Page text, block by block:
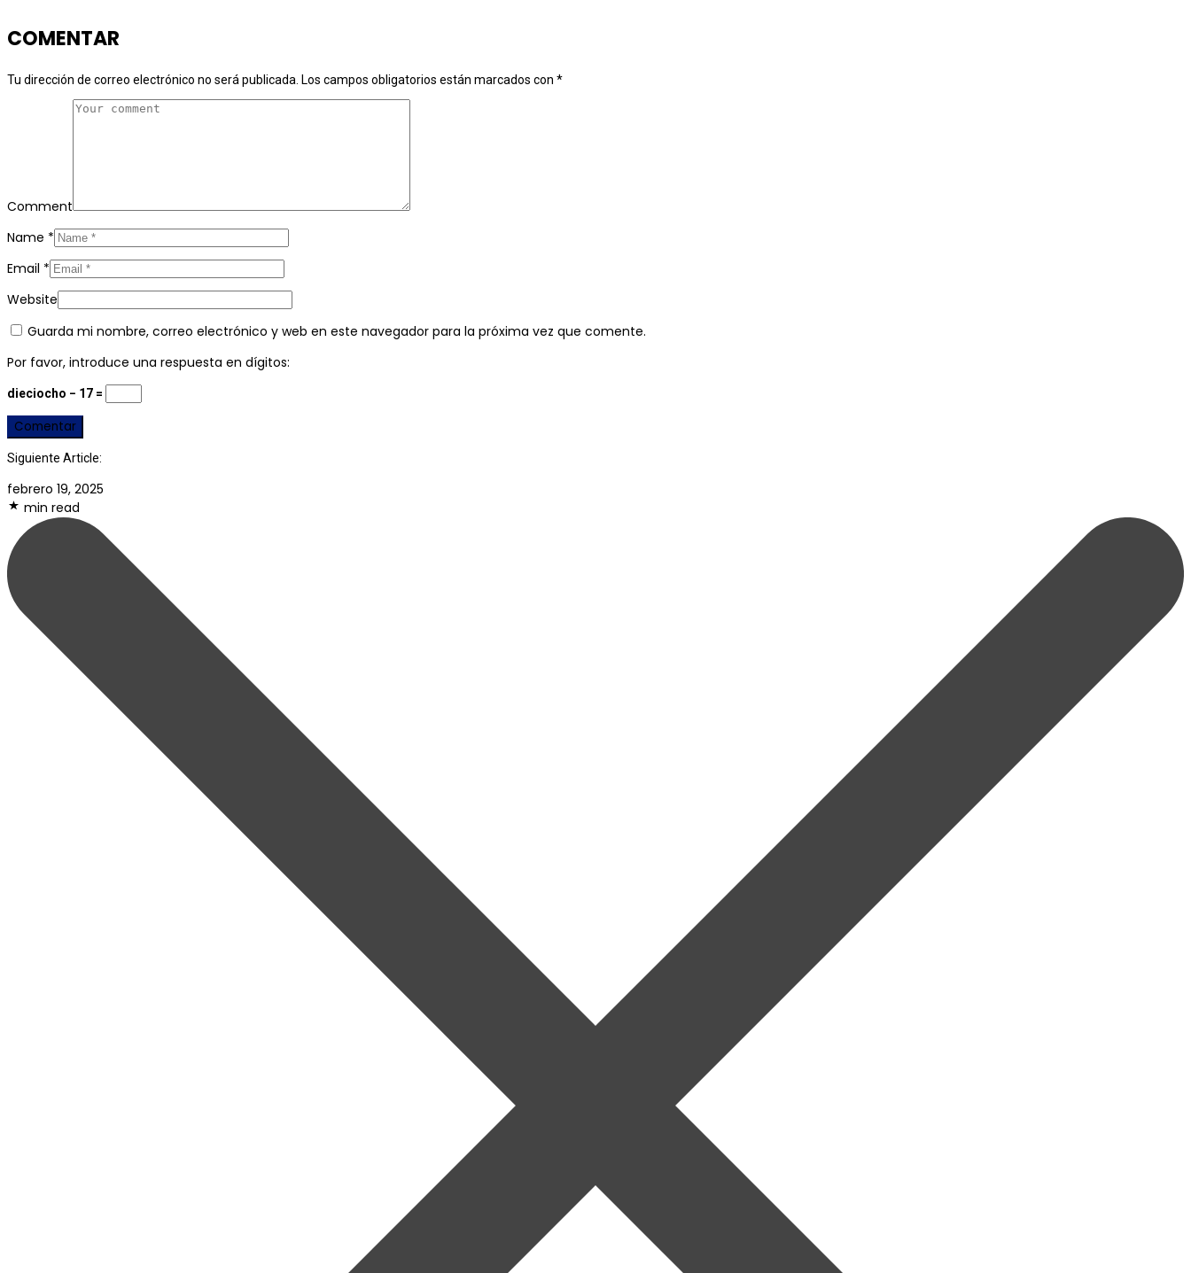
COMENTAR
Tu dirección de correo electrónico no será publicada. Los campos obligatorios están marcados con *
Comment
Name *
Email *
Website
Guarda mi nombre, correo electrónico y web en este navegador para la próxima vez que comente.
Por favor, introduce una respuesta en dígitos:
dieciocho − 17 =
Siguiente Article:
febrero 19, 2025
min read